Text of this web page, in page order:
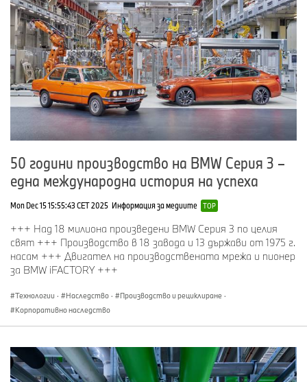
50 години производство на BMW Серия 3 –
една международна история на успеха
Mon Dec 15 15:55:43 CET 2025 Информация за медиите TOP
+++ Над 18 милиона произведени BMW Серия 3 по целия
свят +++ Производство в 18 завода и 13 държави от 1975 г.
насам +++ Двигател на производствената мрежа и пионер
за BMW iFACTORY +++
Технологии · Наследство · Производство и рециклиране ·
Корпоративно наследство